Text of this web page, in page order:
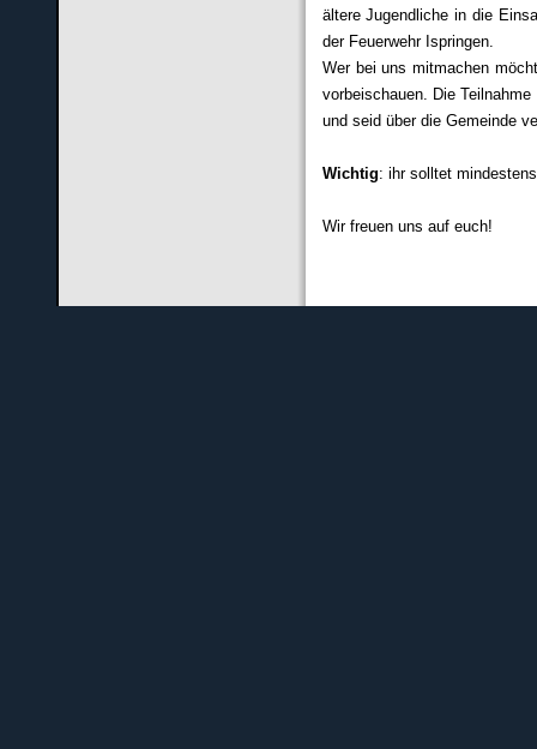
ältere Jugendliche in die
der Feuerwehr Ispringen.
Wer bei uns mitmachen
vorbeischauen. Die
und seid über die Gemeinde
Wichtig: ihr solltet
Wir freuen uns auf euch!